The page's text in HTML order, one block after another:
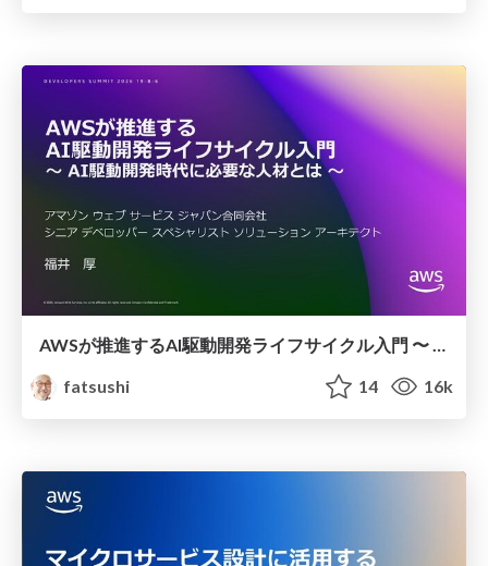
fatsushi
14 16k